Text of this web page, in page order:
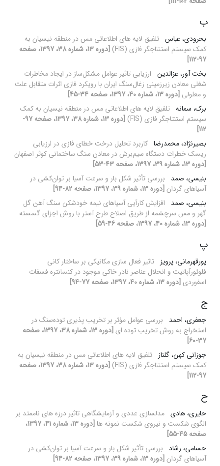
ب
بحرودی، عباس تلفیق لایه‏ های اطلاعاتی مس در منطقه نیسیان به
کمک سیستم استنتاجگر فازی (FIS)
[دوره 13، شماره 38، 1397، صفحه
97-112]
بخت آور، عزالدین ارزیابی تاثیر عوامل مشکل‌ساز در ایجاد مخاطرات
شغلی معادن زیرزمینی زغال‌سنگ ایران با رویکرد فازی اثرات متقابل علت
و معلولی [دوره 13، شماره 40، 1397، صفحه 34-45]
برک، سمانه تلفیق لایه‏ های اطلاعاتی مس در منطقه نیسیان به کمک
سیستم استنتاجگر فازی (FIS)
[دوره 13، شماره 38، 1397، صفحه 97-
112]
بصیرنژاد، محمدرضا کاربرد تحلیل درخت خطای فازی در ارزیابی
ریسک خطرات دستگاه سیم‌برش در معادن سنگ ساختمانی کوثر اصفهان
[دوره 13، شماره 39، 1397، صفحه 43-53]
بنیسی، صمد
بررسی تأثیر شکل بار و سرعت آسیا بر توان‌کشی در
آسیاهای گردان [دوره 13، شماره 39، 1397، صفحه 82-94]
بنیسی، صمد
افزایش کارآیی آسیاهای نیمه خودشکن سنگ آهن گل
گهر و مس سرچشمه از طریق اصلاح طرح آستر با روش اجزای گسسته
[دوره 13، شماره 40، 1397، صفحه 46-59]
پ
پورقهرمانی، پرویز تاثیر فعال سازی مکانیکی بر ساختار کانی
فلوئورآپاتیت و انحلال عناصر نادر خاکی موجود در کنسانتره فسفات
اسفوردی [دوره 13، شماره 40، 1397، صفحه 77-94]
ج
جعفری، احمد
بررسی عوامل مؤثر بر تخریب پذیری توده‌سنگ در
استخراج به روش تخریب توده ای
[دوره 13، شماره 38، 1397، صفحه
37-60]
جوزانی کهن، گلناز تلفیق لایه‏ های اطلاعاتی مس در منطقه نیسیان به
کمک سیستم استنتاجگر فازی (FIS)
[دوره 13، شماره 38، 1397، صفحه
97-112]
ح
حایری، هادی مدلسازی عددی و آزمایشگاهی تاثیر درزه های ناممتد بر
الگوی شکست و نیروی شکست نمونه ها
[دوره 13، شماره 41، 1397،
صفحه 45-55]
حسامی، رشاد بررسی تأثیر شکل بار و سرعت آسیا بر توان‌کشی در
آسیاهای گردان [دوره 13، شماره 39، 1397، صفحه 82-94]